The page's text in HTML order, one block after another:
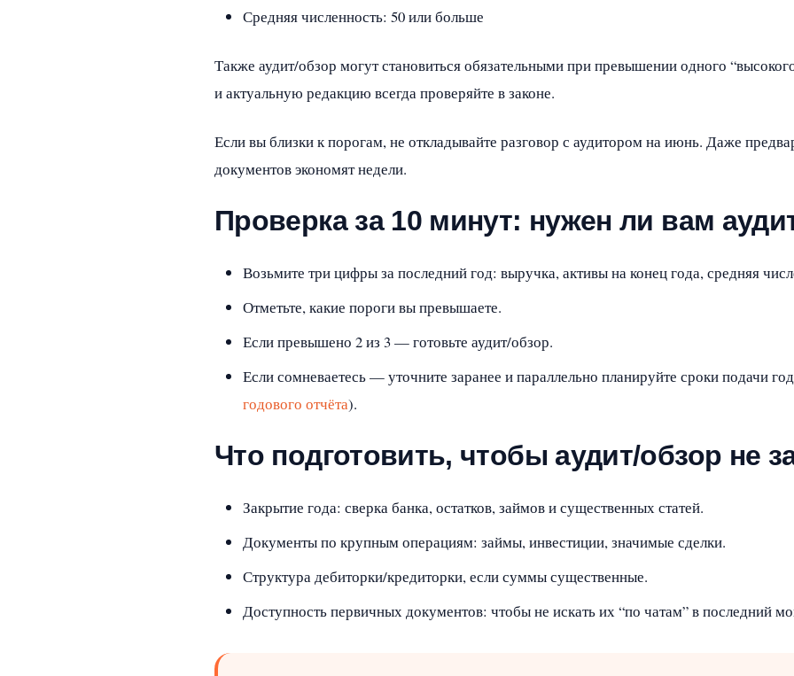
Средняя численность: 50 или больше
Также аудит/обзор могут становиться обязательными при превышении одного
и актуальную редакцию всегда проверяйте в законе.
Если вы близки к порогам, не откладывайте разговор с аудитором на июнь. Даже
документов экономят недели.
Проверка за 10 минут: нужен ли вам
Возьмите три цифры за последний год: выручка, активы на конец года, средняя
Отметьте, какие пороги вы превышаете.
Если превышено 2 из 3 — готовьте аудит/обзор.
Если сомневаетесь — уточните заранее и параллельно планируйте сроки подачи
годового отчёта).
Что подготовить, чтобы аудит/обзор не
Закрытие года: сверка банка, остатков, займов и существенных статей.
Документы по крупным операциям: займы, инвестиции, значимые сделки.
Структура дебиторки/кредиторки, если суммы существенные.
Доступность первичных документов: чтобы не искать их “по чатам” в последний